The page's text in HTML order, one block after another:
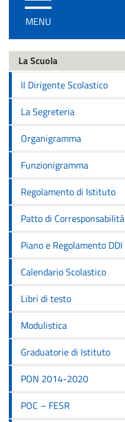
/
disattiva
navigazione
MENU
La Scuola
Il Dirigente Scolastico
La Segreteria
Organigramma
Funzionigramma
Regolamento di Istituto
Patto di Corresponsabilità
Piano e Regolamento DDI
Calendario Scolastico
Libri di testo
Modulistica
Graduatorie di Istituto
PON 2014-2020
POC – FESR